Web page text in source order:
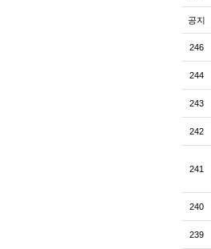
공지
246
244
243
242
241
240
239